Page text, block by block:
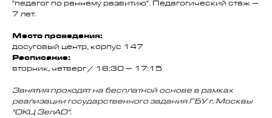
"педагог по раннему развитию". Педагогический стаж –
7 лет.
Место проведения:
досуговый центр, корпус 147
Расписание:
вторник, четверг / 16:30 – 17:15
Занятия проходят на бесплатной основе в рамках
реализации государственного задания ГБУ г. Москвы
"ОКЦ ЗелАО".